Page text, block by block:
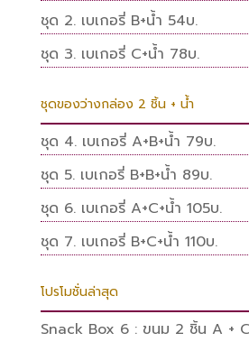
ชุด 2. เบเกอรี่ B+น้ำ 54บ.
ชุด 3. เบเกอรี่ C+น้ำ 78บ.
ชุดของว่างกล่อง 2 ชิ้น + น้ำ
ชุด 4. เบเกอรี่ A+B+น้ำ 79บ.
ชุด 5. เบเกอรี่ B+B+น้ำ 89บ.
ชุด 6. เบเกอรี่ A+C+น้ำ 105บ.
ชุด 7. เบเกอรี่ B+C+น้ำ 110บ.
โปรโมชั่นล่าสุด
Snack Box 6 : ขนม 2 ชิ้น A +